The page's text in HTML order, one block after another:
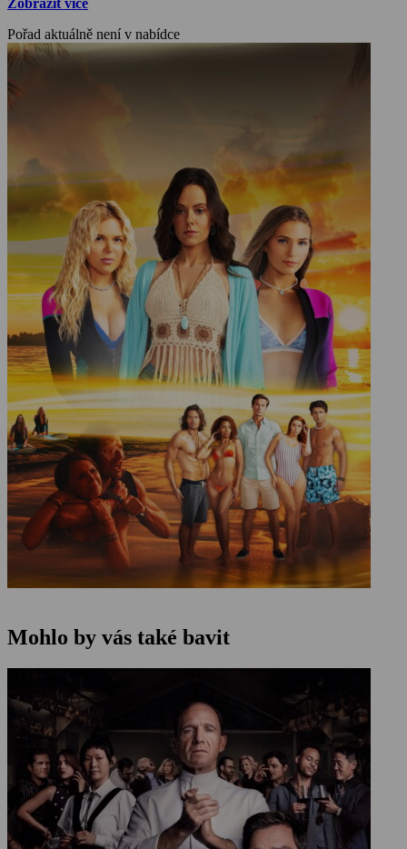
a chce domů. Kayla se rozhodne jít s ní. Původně chtěla objednat
auto, ale nakonec se rozhodnou, že půjdou pěšky. Cestou jsou
přepadeny dvěma mladíky. Becky nešťastnou náhodou upadne tak,
že se zabije a Kayla je unesená. Matka ji druhý den shání, ale
přítelkyně mohla být a tak se hned nabízí, že s Michelle pojede, aby
dokonce vůbec nebyla doma. A v domě není ani Becky, ani Sarah.
Michelle zajde na policii a chce nahlásit pohřešovanou osobu, ale
policistka nejeví moc velký zájem, protože ještě neuběhly dva dny a
navíc, spousta mladých sem jezdí, aby utekli před dotěrnými rodiči.
Michelle se nenechá odbýt a vnikne dovnitř stanice, kde spatří
zatčenou Sarah, ale ta je příliš opilá, jediné, co jí poví, že Kayla
odešla s těmi sexy kluky. Policistka Michelle vyhrožuje, že pokud
okamžitě neodejde, zavře ji, ale přichází detektiv Fisher, který v
Michelle vidí zoufalou matku, ne hrozbu společnosti a rozhodne se
ji vyslechnout a slíbí, že se po Kayle podívá. Michelle zajede do
domu za Ally a hledá v Kaylině pokoji , ale nic nenajde a Ally také
mnoho informací nemá. Nepamatuje si ani jména mladíků, se
kterými se předchozího večera dívky bavily na párty. Ale kdyby je
viděla, asi by je poznala. Zatímco Kayla a Ally hledají mladíky, volá
matka Becky s tím, že jí Becky napsala, že je s kamarády na obědě.
O tom Ally pochybuje, Becky žádné kamarády nemá a Kayla asi
odešla s jedním z těch chlapců…
Pořad aktuálně není v nabídce
Mohlo by vás také bavit